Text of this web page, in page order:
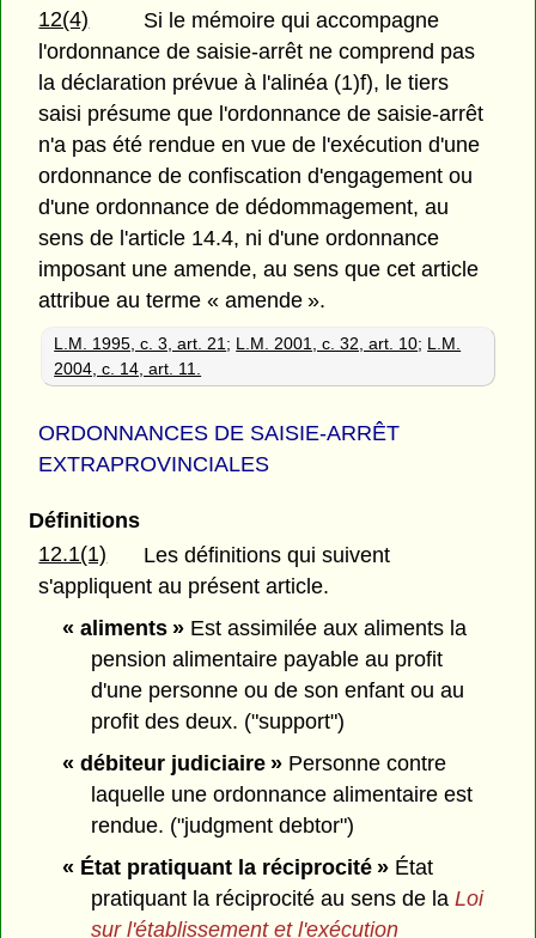
12(4)
Si le mémoire qui accompagne
l'ordonnance de saisie-arrêt ne comprend pas
la déclaration prévue à l'alinéa (1)f), le tiers
saisi présume que l'ordonnance de saisie-arrêt
n'a pas été rendue en vue de l'exécution d'une
ordonnance de confiscation d'engagement ou
d'une ordonnance de dédommagement, au
sens de l'article 14.4, ni d'une ordonnance
imposant une amende, au sens que cet article
attribue au terme « amende ».
L.M. 1995, c. 3, art. 21 ; L.M. 2001, c. 32, art. 10; L.M.
2004, c. 14, art. 11.
ORDONNANCES DE SAISIE-ARRÊT
EXTRAPROVINCIALES
Définitions
12.1(1)
Les définitions qui suivent
s'appliquent au présent article.
« aliments »Est assimilée aux aliments la
pension alimentaire payable au profit
d'une personne ou de son enfant ou au
profit des deux. ("support")
« débiteur judiciaire »Personne contre
laquelle une ordonnance alimentaire est
rendue. ("judgment debtor")
« État pratiquant la réciprocité »État
pratiquant la réciprocité au sens de laLoi
sur l'établissement et l'exécution